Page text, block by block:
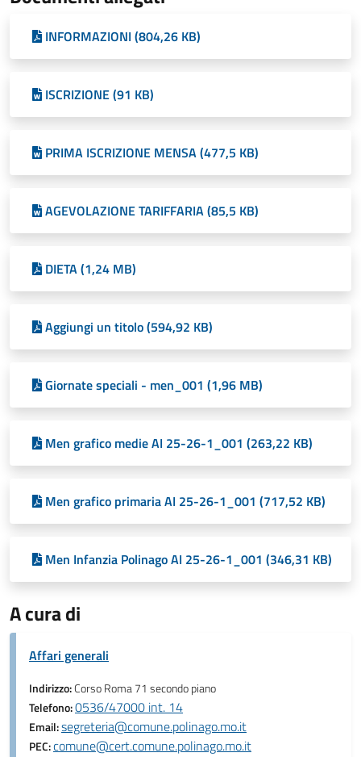
INFORMAZIONI (804,26 KB)
ISCRIZIONE (91 KB)
PRIMA ISCRIZIONE MENSA (477,5 KB)
AGEVOLAZIONE TARIFFARIA (85,5 KB)
DIETA (1,24 MB)
Aggiungi un titolo (594,92 KB)
Giornate speciali - men_001 (1,96 MB)
Men grafico medie AI 25-26-1_001 (263,22 KB)
Men grafico primaria AI 25-26-1_001 (717,52 KB)
Men Infanzia Polinago AI 25-26-1_001 (346,31 KB)
A cura di
Affari generali
Indirizzo:Corso Roma 71 secondo piano
Telefono:0536/47000 int. 14
Email:segreteria@comune.polinago.mo.it
PEC:comune@cert.comune.polinago.mo.it